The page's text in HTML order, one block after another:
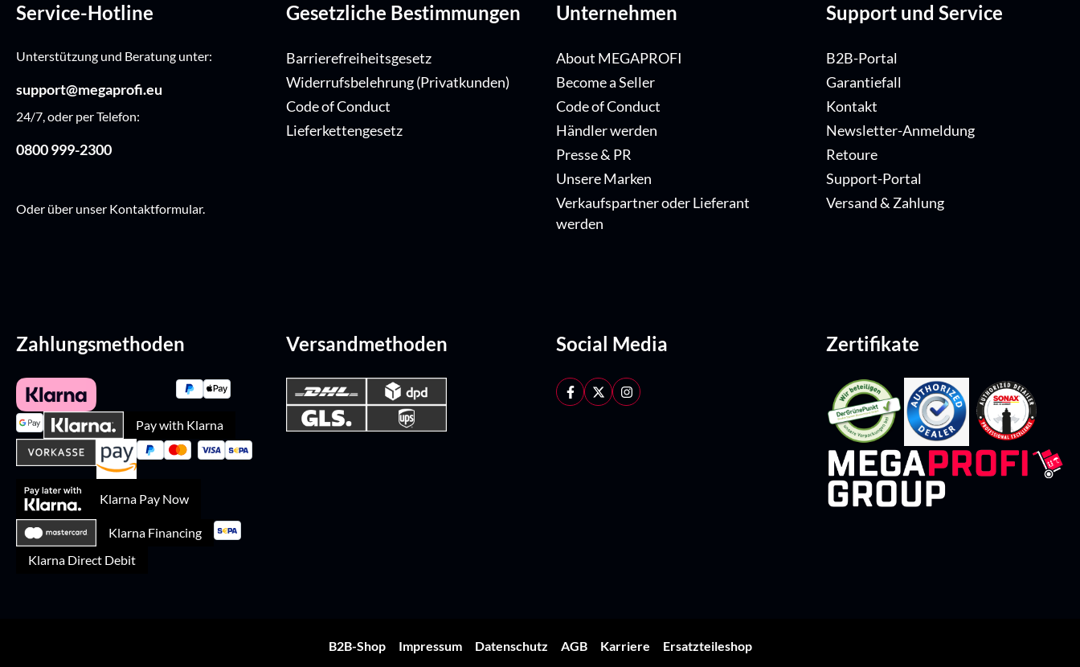
Service-Hotline
Unterstützung und Beratung unter:
support@megaprofi.eu
24/7, oder per Telefon:
0800 999-2300
Oder über unser Kontaktformular.
Gesetzliche Bestimmungen
Barrierefreiheitsgesetz
Widerrufsbelehrung (Privatkunden)
Code of Conduct
Lieferkettengesetz
Unternehmen
About MEGAPROFI
Become a Seller
Code of Conduct
Händler werden
Presse & PR
Unsere Marken
Verkaufspartner oder Lieferant
werden
Support und Service
B2B-Portal
Garantiefall
Kontakt
Newsletter-Anmeldung
Retoure
Support-Portal
Versand & Zahlung
Zahlungsmethoden
Pay with Klarna
Klarna Pay Now
Klarna Financing
Klarna Direct Debit
Versandmethoden Social Media Zertifikate
B2B-Shop Impressum Datenschutz AGB Karriere Ersatzteileshop